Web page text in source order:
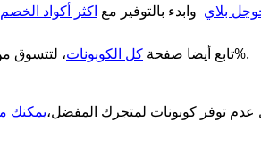
بلاي وابدء بالتوفير مع اكثر أكواد
تابع أيضا صفحة كل الكوبونات، لتتسوق
فعالة 100%.
توفر كوبونات لمتجرك المفضل،يمكنك